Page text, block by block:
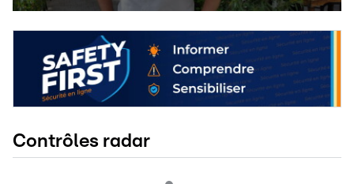
Contrôles radar